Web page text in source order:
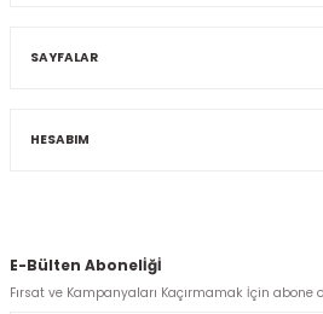
SAYFALAR
HESABIM
E-Bülten Abonelİğİ
Fırsat ve Kampanyaları Kaçırmamak İçin abone